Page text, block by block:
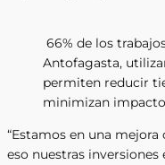
66% de los
Antofagasta,
permiten reducir
minimizan
“Estamos en una
eso nuestras